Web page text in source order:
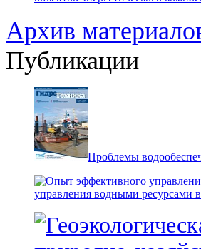
Архив
Публикации
Проблемы
управления водными ресурсами